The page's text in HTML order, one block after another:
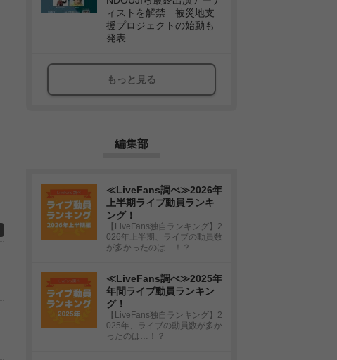
ィストを解禁 被災地支
援プロジェクトの始動も
発表
もっと見る
編集部
≪LiveFans調べ≫2026年
上半期ライブ動員ランキ
ング！
【LiveFans独自ランキング】2
026年上半期、ライブの動員数
が多かったのは…！？
≪LiveFans調べ≫2025年
年間ライブ動員ランキン
グ！
【LiveFans独自ランキング】2
025年、ライブの動員数が多か
ったのは…！？